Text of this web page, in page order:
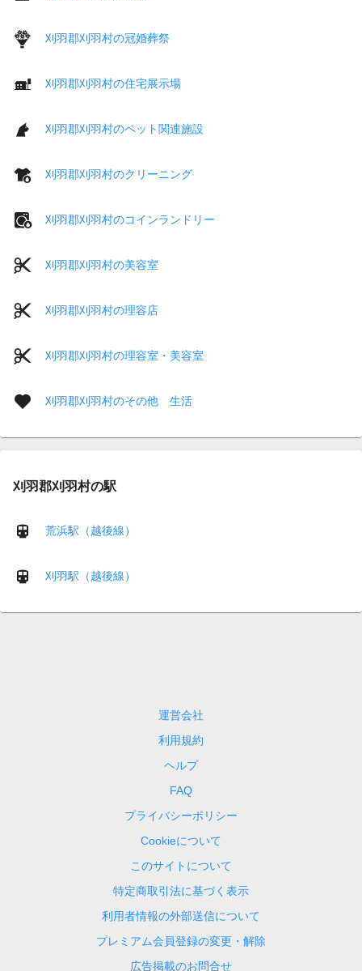
刈羽郡刈羽村の冠婚葬祭
刈羽郡刈羽村の住宅展示場
刈羽郡刈羽村のペット関連施設
刈羽郡刈羽村のクリーニング
刈羽郡刈羽村のコインランドリー
刈羽郡刈羽村の美容室
刈羽郡刈羽村の理容店
刈羽郡刈羽村の理容室・美容室
刈羽郡刈羽村のその他 生活
刈羽郡刈羽村の駅
荒浜駅（越後線）
刈羽駅（越後線）
運営会社
利用規約
ヘルプ
FAQ
プライバシーポリシー
Cookieについて
このサイトについて
特定商取引法に基づく表示
利用者情報の外部送信について
プレミアム会員登録の変更・解除
広告掲載のお問合せ